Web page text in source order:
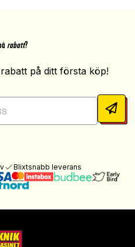
rabatt?
på ditt första köp!
Blixtsnabb leverans